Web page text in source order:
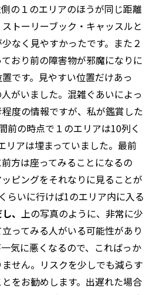
の１のエリアのほうが同じ距離
トーリーブック・キャッスルと
なく見やすかったです。また２
おり前の障害物が邪魔になりに
です。見やすい位置だけあっ
がいました。混雑ぐあいによっ
度の情報ですが、私が鑑賞した
前の時点で１のエリアは10列く
リアは埋まっていました。最前
方は座ってみることになるの
ピングをそれなりに見ることが
らいに行けば1のエリア内に入る
、 上の写真のように、非常に少
ってみる人がいる可能性があり
気に悪くなるので、こればっか
せん。リスクを少しでも減らす
をお勧めします。出遅れた場合